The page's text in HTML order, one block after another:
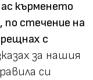
кърменето
по стечение на
с
за нашия
си